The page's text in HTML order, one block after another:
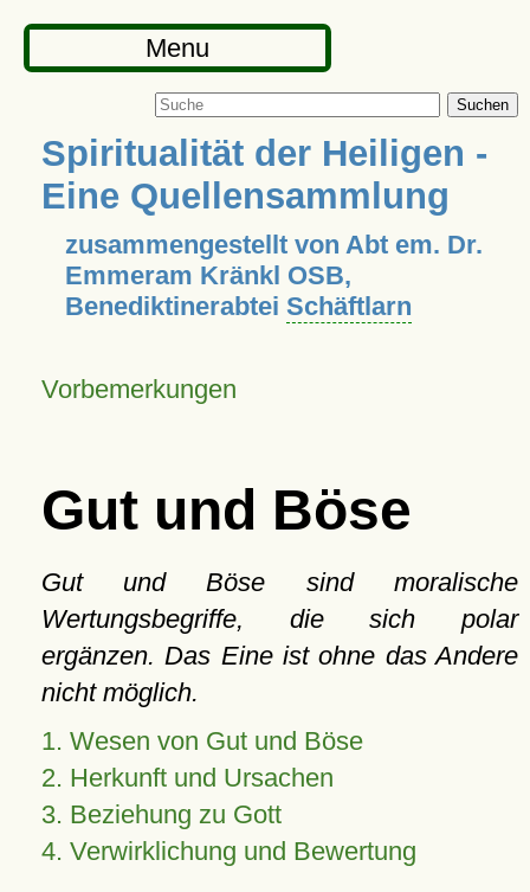
Menu
Suchen
Spiritualität der Heiligen -
Eine Quellensammlung
zusammengestellt von Abt em. Dr.
Emmeram Kränkl OSB,
Benediktinerabtei Schäftlarn
Vorbemerkungen
Gut und Böse
Gut und Böse sind moralische
Wertungsbegriffe, die sich polar
ergänzen. Das Eine ist ohne das Andere
nicht möglich.
1. Wesen von Gut und Böse
2. Herkunft und Ursachen
3. Beziehung zu Gott
4. Verwirklichung und Bewertung